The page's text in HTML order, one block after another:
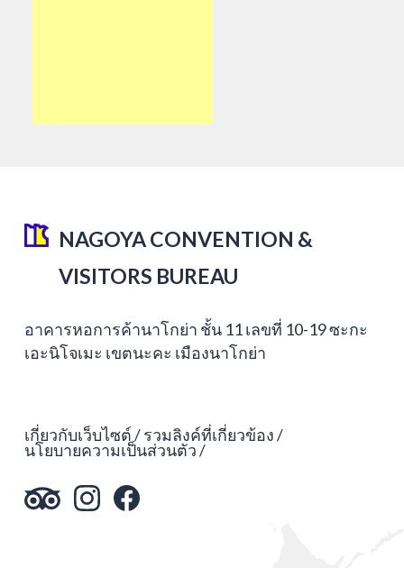
NAGOYA CONVENTION &
VISITORS BUREAU
อาคารหอการค้านาโกย่า ชั้น 11 เลขที่ 10-19 ซะกะ
เอะนิโจเมะ เขตนะคะ เมืองนาโกย่า
เกี่ยวกับเว็บไซต์ รวมลิงค์ที่เกี่ยวข้อง
นโยบายความเป็นส่วนตัว